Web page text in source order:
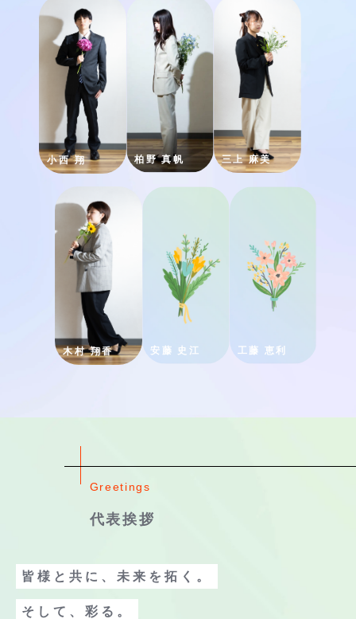
小西 翔 柏野 真帆 三上 麻美
木村 翔香 安藤 史江 工藤 恵利
Greetings
代表挨拶
皆様と共に、未来を拓く。
そして、彩る。